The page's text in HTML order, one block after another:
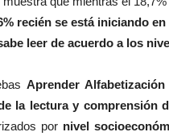
recién se está iniciando
leer de acuerdo a los
Aprender Alfabetización
la lectura y comprensión
por nivel